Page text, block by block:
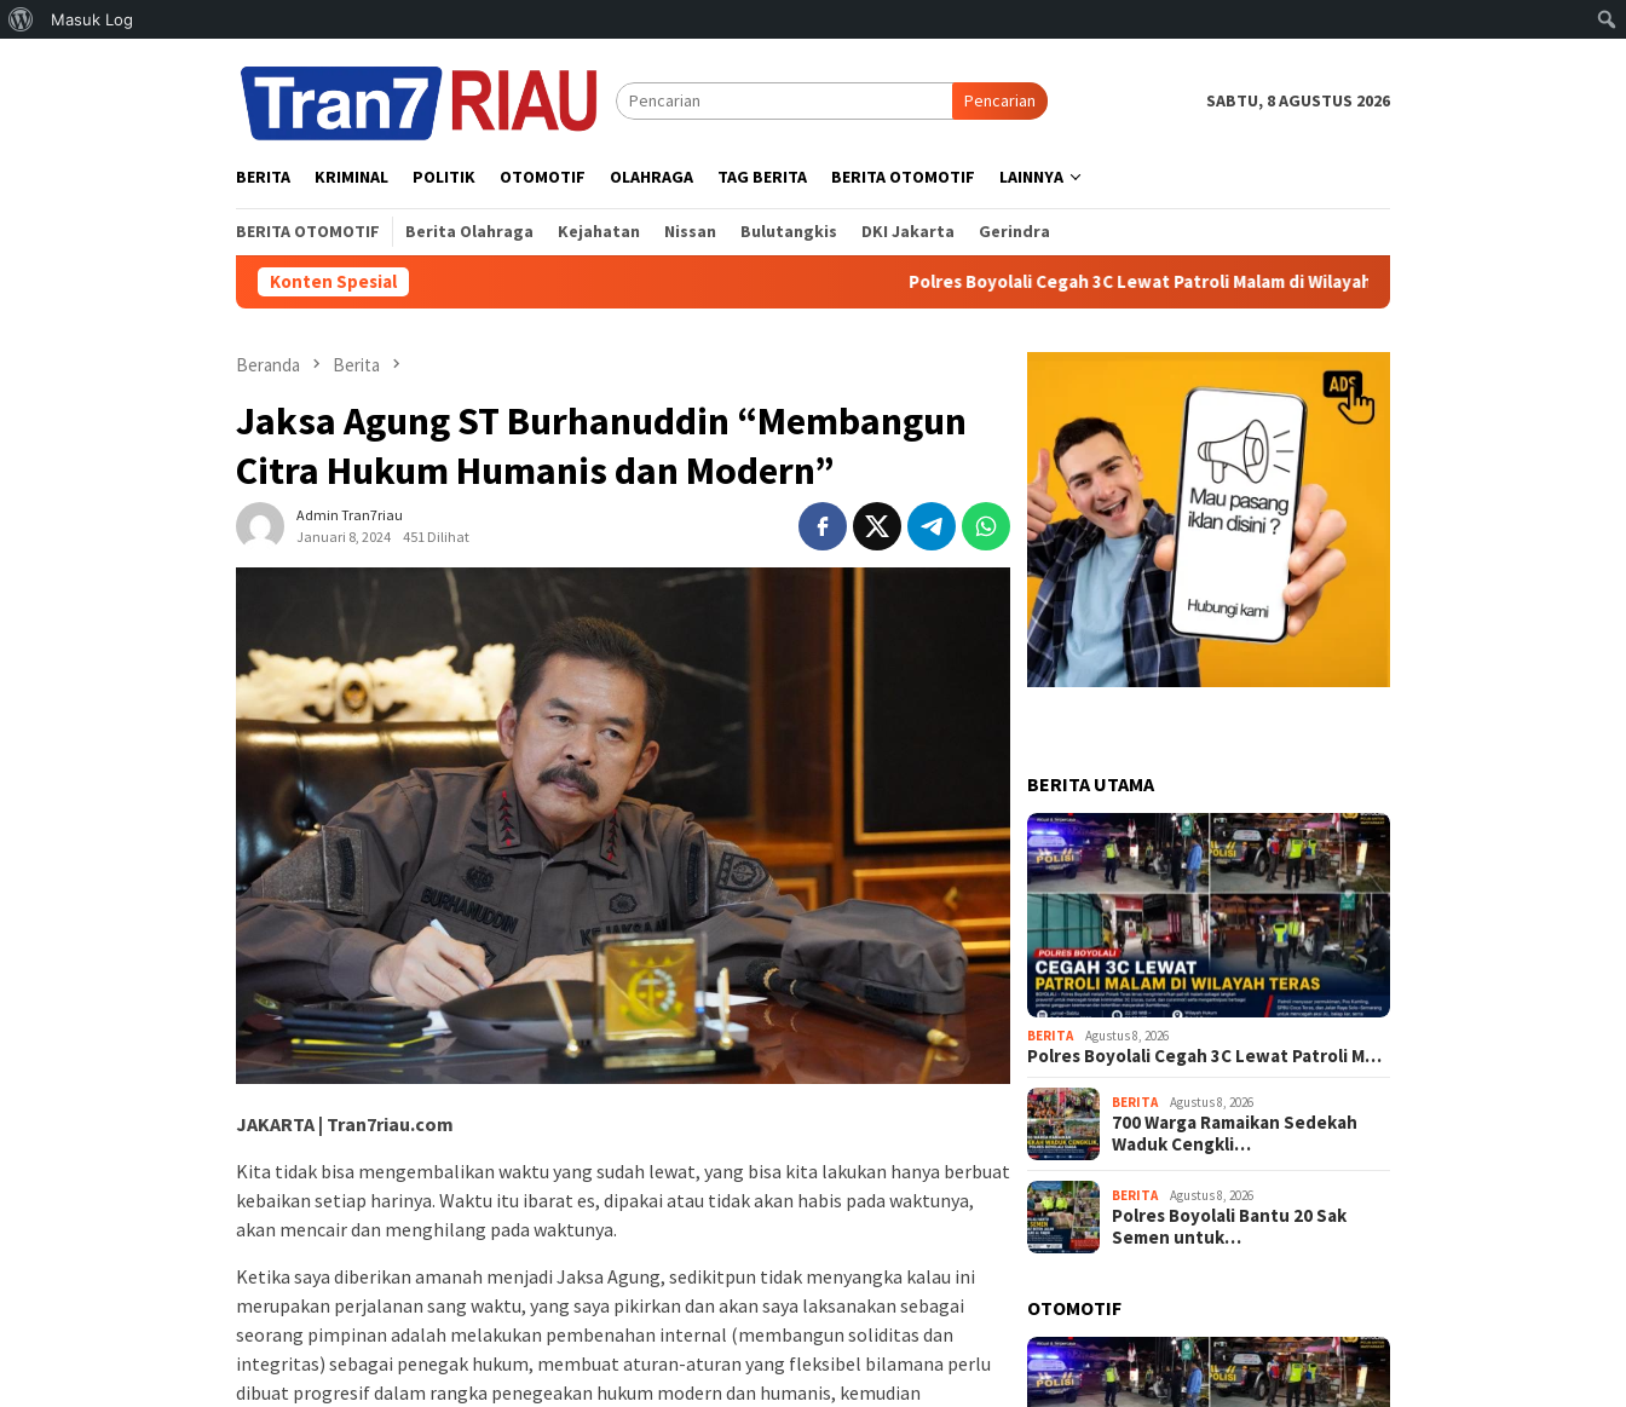
Tentang
Masuk Log
Pencarian SABTU, 8 AGUSTUS 2026
BERITA KRIMINAL POLITIK OTOMOTIF OLAHRAGA TAG BERITA BERITA OTOMOTIF LAINNYA
BERITA OTOMOTIF Berita Olahraga Kejahatan Nissan Bulutangkis DKI Jakarta Gerindra
Konten Spesial Polres Boyolali Cegah 3C Lewat Patroli Malam di Wilayah Teras
Beranda Berita
Jaksa Agung ST Burhanuddin “Membangun
Citra Hukum Humanis dan Modern”
Admin Tran7riau
Januari 8, 2024
451 Dilihat
JAKARTA | Tran7riau.com
Kita tidak bisa mengembalikan waktu yang sudah lewat, yang bisa kita lakukan hanya berbuat
kebaikan setiap harinya. Waktu itu ibarat es, dipakai atau tidak akan habis pada waktunya,
akan mencair dan menghilang pada waktunya.
Ketika saya diberikan amanah menjadi Jaksa Agung, sedikitpun tidak menyangka kalau ini
merupakan perjalanan sang waktu, yang saya pikirkan dan akan saya laksanakan sebagai
seorang pimpinan adalah melakukan pembenahan internal (membangun soliditas dan
integritas) sebagai penegak hukum, membuat aturan-aturan yang fleksibel bilamana perlu
dibuat progresif dalam rangka penegeakan hukum modern dan humanis, kemudian
BERITA UTAMA
BERITA Agustus 8, 2026
Polres Boyolali Cegah 3C Lewat Patroli M…
BERITA Agustus 8, 2026
700 Warga Ramaikan Sedekah
Waduk Cengkli…
BERITA Agustus 8, 2026
Polres Boyolali Bantu 20 Sak
Semen untuk…
OTOMOTIF